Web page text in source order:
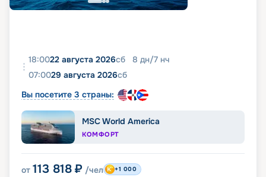
18:0022 августа 2026сб 8 дн/7 нч
07:0029 августа 2026сб
Вы посетите 3 страны:
MSC World America
КОМФОРТ
от 113 818 ₽ /чел +1 000